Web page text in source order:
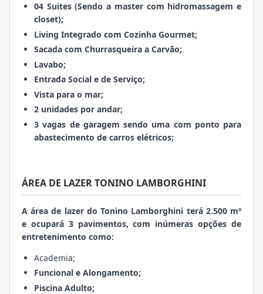
04 Suites (Sendo a master com hidromassagem e
closet);
Living Integrado com Cozinha Gourmet;
Sacada com Churrasqueira a Carvão;
Lavabo;
Entrada Social e de Serviço;
Vista para o mar;
2 unidades por andar;
3 vagas de garagem sendo uma com ponto para
abastecimento de carros elétricos;
ÁREA DE LAZER TONINO LAMBORGHINI
A área de lazer do Tonino Lamborghini terá 2.500 mº
e ocupará 3 pavimentos, com inúmeras opções de
entretenimento como:
Academia;
Funcional e Alongamento;
Piscina Adulto;